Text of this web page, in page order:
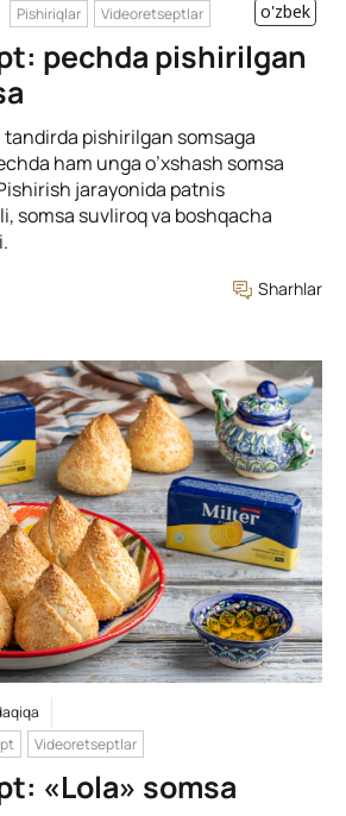
Pishiriqlar Videoretseptlar o'zbek
pechda pishirilgan
pishirilgan somsaga
ham unga o’xshash somsa
jarayonida patnis
somsa suvliroq va boshqacha
Sharhlar
Videoretseptlar
«Lola» somsa